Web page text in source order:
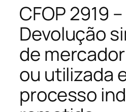
CFOP 2919 –
Devolução
de
ou utilizada
processo